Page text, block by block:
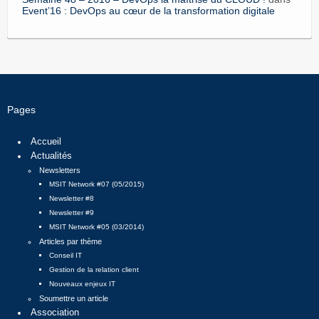
Event’16 : DevOps au cœur de la transformation digitale
Pages
Accueil
Actualités
Newsletters
MSIT Network #07 (05/2015)
Newsletter #8
Newsletter #9
MSIT Network #05 (03/2014)
Articles par thème
Conseil IT
Gestion de la relation client
Nouveaux enjeux IT
Soumettre un article
Association